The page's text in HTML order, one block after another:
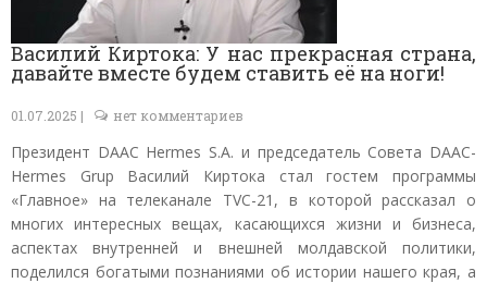
Василий Киртока: У нас прекрасная страна,
давайте вместе будем ставить её на ноги!
01.07.2025 | нет комментариев
Президент DAAC Hermes S.A. и председатель Совета DAAC-
Hermes Grup Василий Киртока стал гостем программы
«Главное» на телеканале TVC-21, в которой рассказал о
многих интересных вещах, касающихся жизни и бизнеса,
аспектах внутренней и внешней молдавской политики,
поделился богатыми познаниями об истории нашего края, а